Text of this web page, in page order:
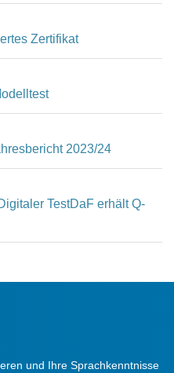
Zertifikat
2023/24
TestDaF erhält Q-
und Ihre Sprachkenntnisse